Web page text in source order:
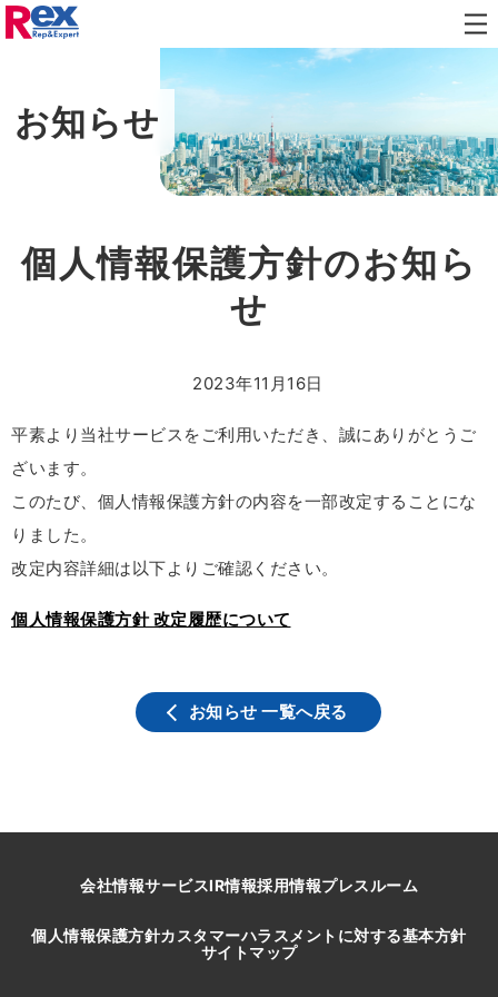
メニ
を開
企業理念・社名由来
沿革
拠点案内
求人広告媒体・スカウト キャリアデザイン
社員インタビュー
プレスリリース お知らせ
お知らせ
個人情報保護方針のお知ら
せ
2023年11月16日
平素より当社サービスをご利用いただき、誠にありがとうご
ざいます。
このたび、個人情報保護方針の内容を一部改定することにな
りました。
改定内容詳細は以下よりご確認ください。
個人情報保護方針 改定履歴について
お知らせ 一覧へ戻る
会社情報サービスIR情報採用情報プレスルーム
個人情報保護方針カスタマーハラスメントに対する基本方針
サイトマップ